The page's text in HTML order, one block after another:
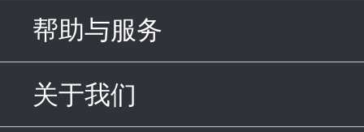
帮助与服务
关于我们